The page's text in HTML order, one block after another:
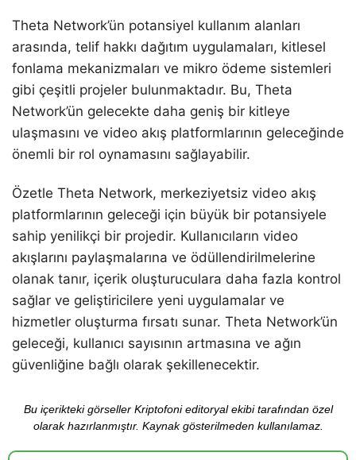
Theta Network’ün potansiyel kullanım alanları
arasında, telif hakkı dağıtım uygulamaları, kitlesel
fonlama mekanizmaları ve mikro ödeme sistemleri
gibi çeşitli projeler bulunmaktadır. Bu, Theta
Network’ün gelecekte daha geniş bir kitleye
ulaşmasını ve video akış platformlarının geleceğinde
önemli bir rol oynamasını sağlayabilir.
Özetle Theta Network, merkeziyetsiz video akış
platformlarının geleceği için büyük bir potansiyele
sahip yenilikçi bir projedir. Kullanıcıların video
akışlarını paylaşmalarına ve ödüllendirilmelerine
olanak tanır, içerik oluşturuculara daha fazla kontrol
sağlar ve geliştiricilere yeni uygulamalar ve
hizmetler oluşturma fırsatı sunar. Theta Network’ün
geleceği, kullanıcı sayısının artmasına ve ağın
güvenliğine bağlı olarak şekillenecektir.
Bu içerikteki görseller Kriptofoni editoryal ekibi tarafından özel
olarak hazırlanmıştır. Kaynak gösterilmeden kullanılamaz.